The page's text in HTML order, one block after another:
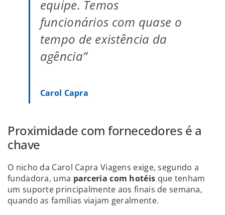
equipe. Temos
funcionários com quase o
tempo de existência da
agência”
Carol Capra
Proximidade com fornecedores é a
chave
O nicho da Carol Capra Viagens exige, segundo a
fundadora, uma parceria com hotéis que tenham
um suporte principalmente aos finais de semana,
quando as famílias viajam geralmente.